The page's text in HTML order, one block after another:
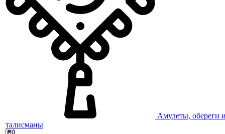
Амулеты, обереги
талисманы